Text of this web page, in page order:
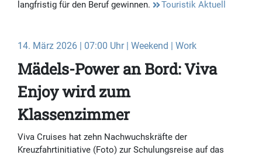
langfristig für den Beruf gewinnen.
Touristik Aktuell
14. März 2026 | 07:00 Uhr | Weekend | Work
Mädels-Power an Bord: Viva
Enjoy wird zum
Klassenzimmer
Viva Cruises hat zehn Nachwuchskräfte der
Kreuzfahrtinitiative (Foto) zur Schulungsreise auf das